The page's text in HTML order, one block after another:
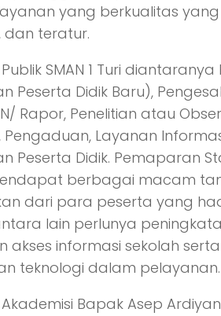
yang berkualitas
dan teratur.
SMAN 1 Turi diantaranya
Peserta Didik Baru),
Rapor, Penelitian atau
Pengaduan, Layanan
Peserta Didik. Pemaparan
berbagai macam
dari para peserta yang
lain perlunya
akses informasi sekolah
teknologi dalam pelayanan.
Bapak Asep